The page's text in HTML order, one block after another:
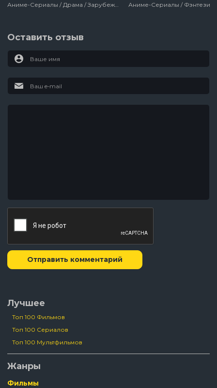
Оставить отзыв
Отправить комментарий
Лучшее
Топ 100 Фильмов
Топ 100 Сериалов
Топ 100 Мультфильмов
Жанры
Фильмы